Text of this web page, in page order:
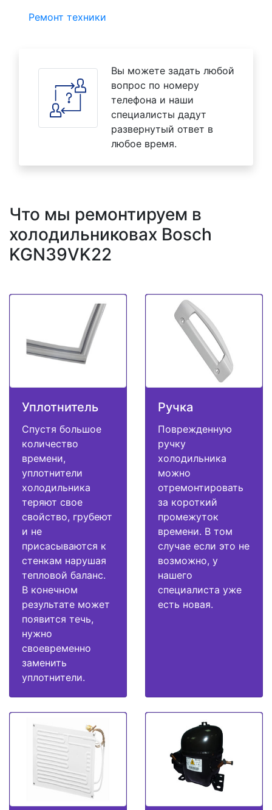
Ремонт техники
Вы можете задать любой
вопрос по номеру
телефона и наши
специалисты дадут
развернутый ответ в
любое время.
Что мы ремонтируем в
холодильниковах Bosch
KGN39VK22
Уплотнитель
Спустя большое
количество
времени,
уплотнители
холодильника
теряют свое
свойство, грубеют
и не
присасываются к
стенкам нарушая
тепловой баланс.
В конечном
результате может
появится течь,
нужно
своевременно
заменить
уплотнители.
Ручка
Поврежденную
ручку
холодильника
можно
отремонтировать
за короткий
промежуток
времени. В том
случае если это не
возможно, у
нашего
специалиста уже
есть новая.